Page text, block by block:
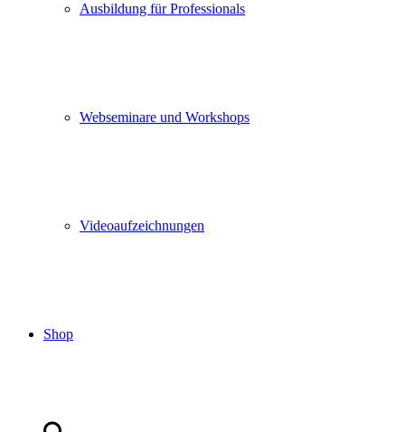
Ausbildung für Professionals
Webseminare und Workshops
Videoaufzeichnungen
Shop